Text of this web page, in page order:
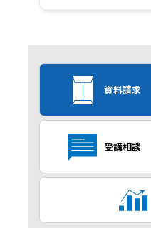
資料請求
受講相談